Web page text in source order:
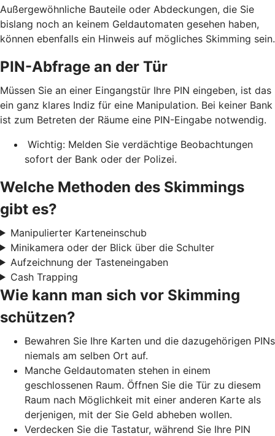
Außergewöhnliche Bauteile oder Abdeckungen, die Sie
bislang noch an keinem Geldautomaten gesehen haben,
können ebenfalls ein Hinweis auf mögliches Skimming sein.
PIN-Abfrage an der Tür
Müssen Sie an einer Eingangstür Ihre PIN eingeben, ist das
ein ganz klares Indiz für eine Manipulation. Bei keiner Bank
ist zum Betreten der Räume eine PIN-Eingabe notwendig.
Wichtig: Melden Sie verdächtige Beobachtungen
sofort der Bank oder der Polizei.
Welche Methoden des Skimmings
gibt es?
Manipulierter Karteneinschub
Minikamera oder der Blick über die Schulter
Aufzeichnung der Tasteneingaben
Cash Trapping
Wie kann man sich vor Skimming
schützen?
Bewahren Sie Ihre Karten und die dazugehörigen PINs
niemals am selben Ort auf.
Manche Geldautomaten stehen in einem
geschlossenen Raum. Öffnen Sie die Tür zu diesem
Raum nach Möglichkeit mit einer anderen Karte als
derjenigen, mit der Sie Geld abheben wollen.
Verdecken Sie die Tastatur, während Sie Ihre PIN